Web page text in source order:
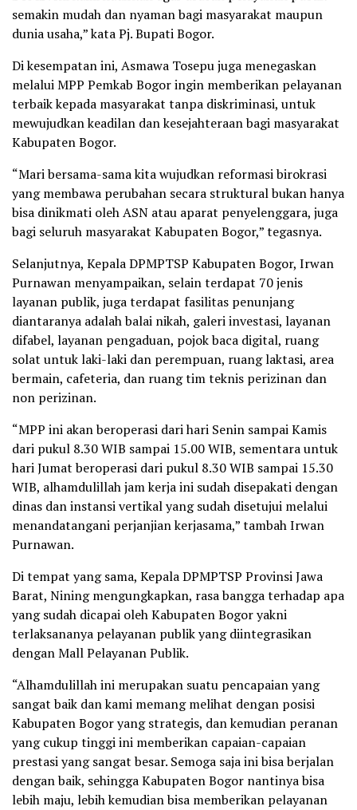
semakin mudah dan nyaman bagi masyarakat maupun
dunia usaha,” kata Pj. Bupati Bogor.
Di kesempatan ini, Asmawa Tosepu juga menegaskan
melalui MPP Pemkab Bogor ingin memberikan pelayanan
terbaik kepada masyarakat tanpa diskriminasi, untuk
mewujudkan keadilan dan kesejahteraan bagi masyarakat
Kabupaten Bogor.
“Mari bersama-sama kita wujudkan reformasi birokrasi
yang membawa perubahan secara struktural bukan hanya
bisa dinikmati oleh ASN atau aparat penyelenggara, juga
bagi seluruh masyarakat Kabupaten Bogor,” tegasnya.
Selanjutnya, Kepala DPMPTSP Kabupaten Bogor, Irwan
Purnawan menyampaikan, selain terdapat 70 jenis
layanan publik, juga terdapat fasilitas penunjang
diantaranya adalah balai nikah, galeri investasi, layanan
difabel, layanan pengaduan, pojok baca digital, ruang
solat untuk laki-laki dan perempuan, ruang laktasi, area
bermain, cafeteria, dan ruang tim teknis perizinan dan
non perizinan.
“MPP ini akan beroperasi dari hari Senin sampai Kamis
dari pukul 8.30 WIB sampai 15.00 WIB, sementara untuk
hari Jumat beroperasi dari pukul 8.30 WIB sampai 15.30
WIB, alhamdulillah jam kerja ini sudah disepakati dengan
dinas dan instansi vertikal yang sudah disetujui melalui
menandatangani perjanjian kerjasama,” tambah Irwan
Purnawan.
Di tempat yang sama, Kepala DPMPTSP Provinsi Jawa
Barat, Nining mengungkapkan, rasa bangga terhadap apa
yang sudah dicapai oleh Kabupaten Bogor yakni
terlaksananya pelayanan publik yang diintegrasikan
dengan Mall Pelayanan Publik.
“Alhamdulillah ini merupakan suatu pencapaian yang
sangat baik dan kami memang melihat dengan posisi
Kabupaten Bogor yang strategis, dan kemudian peranan
yang cukup tinggi ini memberikan capaian-capaian
prestasi yang sangat besar. Semoga saja ini bisa berjalan
dengan baik, sehingga Kabupaten Bogor nantinya bisa
lebih maju, lebih kemudian bisa memberikan pelayanan